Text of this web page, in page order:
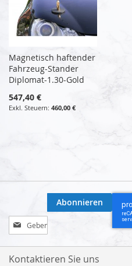
Magnetisch haftender
Fahrzeug-Stander
Diplomat-1.30-Gold
547,40 €
460,00 €
Melden
Sie
sich
für
Abonnieren
Kontaktieren Sie uns